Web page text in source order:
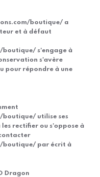
boutique/ a
et à défaut
s’engage à
s’avère
pour répondre à une
utilise ses
rectifier ou s’oppose à
boutique/ par écrit à
Dragon